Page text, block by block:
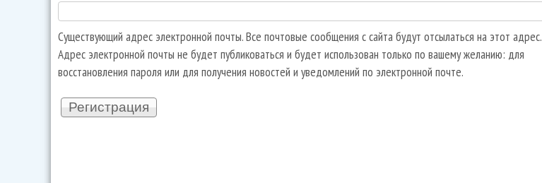
Существующий адрес электронной почты. Все почтовые сообщения с сайта будут отсылаться на этот адрес.
Адрес электронной почты не будет публиковаться и будет использован только по вашему желанию: для
восстановления пароля или для получения новостей и уведомлений по электронной почте.